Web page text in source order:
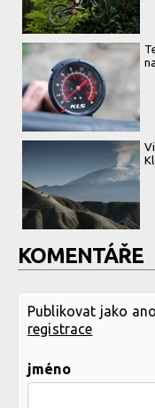
KOMENTÁŘE
Publikovat jako
registrace
jméno